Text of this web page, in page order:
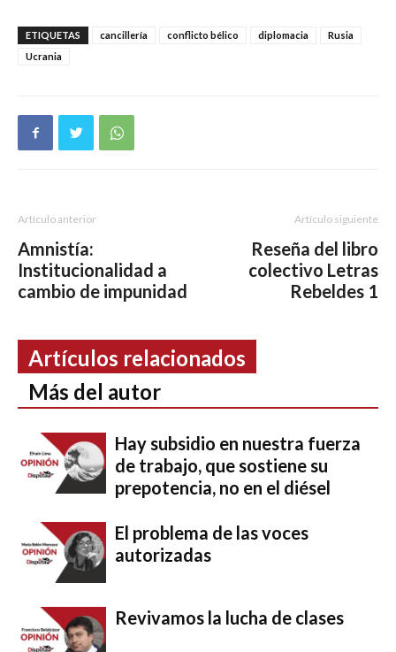
ETIQUETAS cancillería conflicto bélico diplomacia
Rusia
Ucrania
Artículo anterior
Amnistía:
Institucionalidad a
cambio de impunidad
Artículo siguiente
Reseña del libro
colectivo Letras
Rebeldes 1
Artículos relacionados
Más del autor
Hay subsidio en nuestra fuerza
de trabajo, que sostiene su
prepotencia, no en el diésel
El problema de las voces
autorizadas
Revivamos la lucha de clases